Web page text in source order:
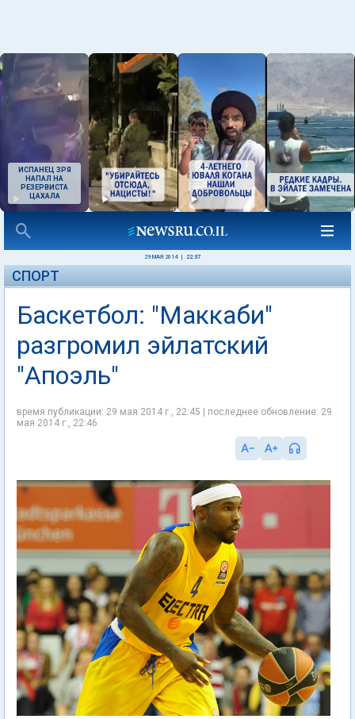
ИСПАНЕЦ ЗРЯ
НАПАЛ НА
РЕЗЕРВИСТА
ЦАХАЛА
29 МАЯ 2014 22:37
СПОРТ
Баскетбол: "Маккаби"
разгромил эйлатский
"Апоэль"
время публикации: 29 мая 2014 г., 22:45 | последнее обновление: 29
мая 2014 г., 22:46